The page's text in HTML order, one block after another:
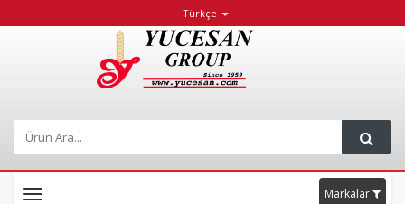
Türkçe
Toggle
Markalar